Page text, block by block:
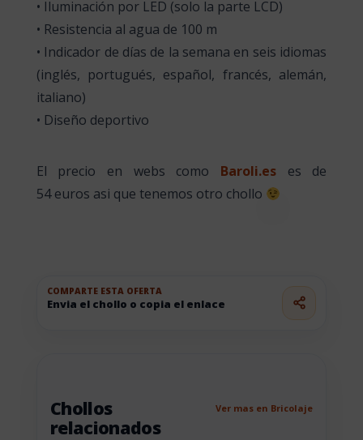
• Iluminación por LED (solo la parte LCD)
• Resistencia al agua de 100 m
• Indicador de días de la semana en seis idiomas
(inglés, portugués, español, francés, alemán,
italiano)
• Diseño deportivo
El precio en webs como Baroli.eses de
54 euros asi que tenemos otro chollo
COMPARTE ESTA OFERTA
Envia el chollo o copia el enlace
Chollos
relacionados
Ver mas en Bricolaje